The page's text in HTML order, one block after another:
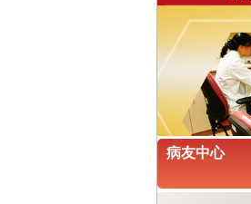
病友中心